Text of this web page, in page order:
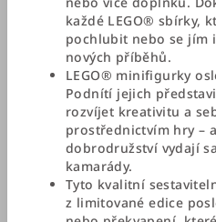
každé LEGO® sbírky,
pochlubit nebo se jím
nových příběhů.
LEGO® minifigurky
Podnítí jejich
rozvíjet kreativitu a
prostřednictvím hry –
dobrodružství vydají
kamarády.
Tyto kvalitní
z limitované edice